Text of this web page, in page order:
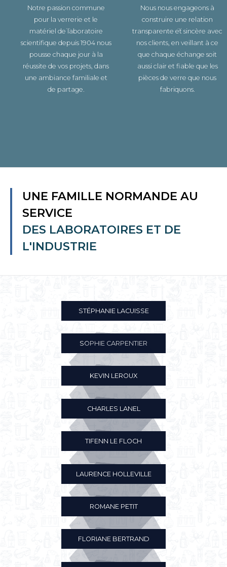
Notre passion commune
pour la verrerie et le
matériel de laboratoire
scientifique depuis 1904 nous
pousse chaque jour à la
réussite de vos projets, dans
une ambiance familiale et
de partage.
Nous nous engageons à
construire une relation
transparente et sincère avec
nos clients, en veillant à ce
que chaque échange soit
aussi clair et fiable que les
pièces de verre que nous
fabriquons.
UNE FAMILLE NORMANDE AU
SERVICE
DES LABORATOIRES ET DE
L'INDUSTRIE
SOPHIE CARPENTIER
STÉPHANIE LACUISSE
KEVIN LEROUX
CHARLES LANEL
TIFENN LE FLOCH
LAURENCE HOLLEVILLE
ROMANE PETIT
FLORIANE BERTRAND